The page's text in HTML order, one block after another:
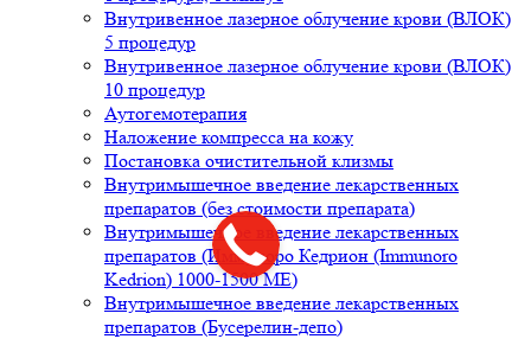
Внутривенное лазерное облучение крови (ВЛОК)
5 процедур
Внутривенное лазерное облучение крови (ВЛОК)
10 процедур
Аутогемотерапия
Наложение компресса на кожу
Постановка очистительной клизмы
Внутримышечное введение лекарственных
препаратов (без стоимости препарата)
Внутримышечное введение лекарственных
препаратов (Иммуноро Кедрион (Immunoro
Kedrion) 1000-1500 МЕ)
Внутримышечное введение лекарственных
препаратов (Бусерелин-депо)